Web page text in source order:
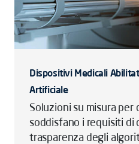
Dispositivi Medicali
Artificiale
Soluzioni su misura
soddisfano i requisiti di
trasparenza degli